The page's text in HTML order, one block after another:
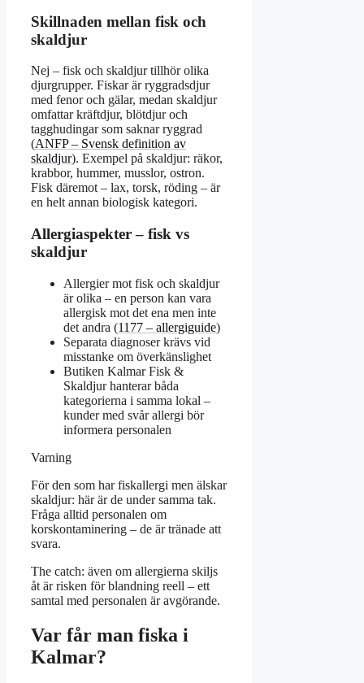
Skillnaden mellan fisk och
skaldjur
Nej – fisk och skaldjur tillhör olika
djurgrupper. Fiskar är ryggradsdjur
med fenor och gälar, medan skaldjur
omfattar kräftdjur, blötdjur och
tagghudingar som saknar ryggrad
(ANFP – Svensk definition av
skaldjur). Exempel på skaldjur: räkor,
krabbor, hummer, musslor, ostron.
Fisk däremot – lax, torsk, röding – är
en helt annan biologisk kategori.
Allergiaspekter – fisk vs
skaldjur
Allergier mot fisk och skaldjur
är olika – en person kan vara
allergisk mot det ena men inte
det andra (1177 – allergiguide)
Separata diagnoser krävs vid
misstanke om överkänslighet
Butiken Kalmar Fisk &
Skaldjur hanterar båda
kategorierna i samma lokal –
kunder med svår allergi bör
informera personalen
Varning
För den som har fiskallergi men älskar
skaldjur: här är de under samma tak.
Fråga alltid personalen om
korskontaminering – de är tränade att
svara.
The catch: även om allergierna skiljs
åt är risken för blandning reell – ett
samtal med personalen är avgörande.
Var får man fiska i
Kalmar?